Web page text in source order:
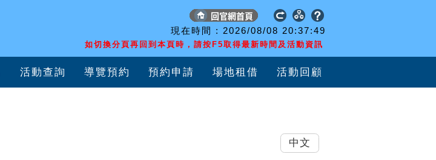
現在時間 : 2026/08/08 20:37:50
如切換分頁再回到本頁時，請按F5取得最新時間及活動資訊
活動查詢 導覽預約 預約申請 場地租借 活動回顧